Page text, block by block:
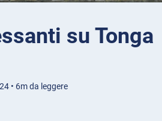
su Tonga
• 6m da leggere